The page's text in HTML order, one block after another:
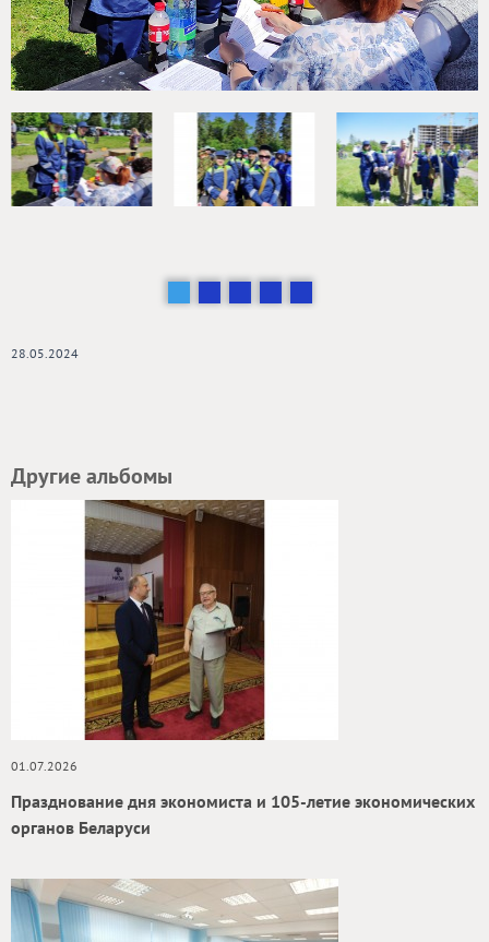
28.05.2024
Другие альбомы
01.07.2026
Празднование дня экономиста и 105‑летие экономических
органов Беларуси